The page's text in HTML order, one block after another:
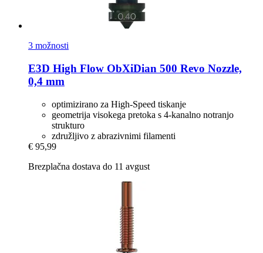
3 možnosti
E3D High Flow ObXiDian 500 Revo Nozzle,
0,4 mm
optimizirano za High-Speed tiskanje
geometrija visokega pretoka s 4-kanalno notranjo
strukturo
združljivo z abrazivnimi filamenti
€ 95,99
Brezplačna dostava do 11 avgust